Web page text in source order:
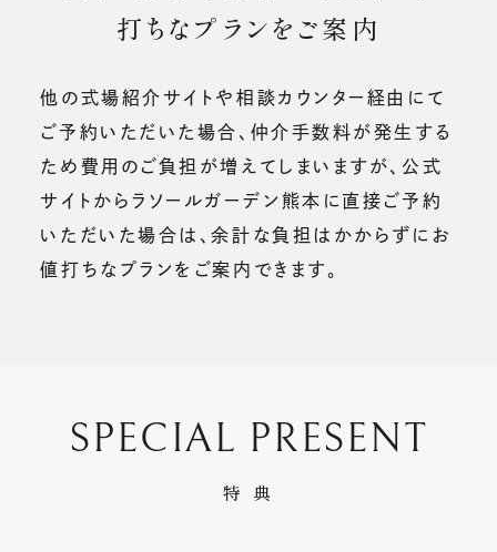
打ちなプランをご案内
他の式場紹介サイトや相談カウンター経由にて
ご予約いただいた場合、仲介手数料が発生する
ため費用のご負担が増えてしまいますが、公式
サイトからラソールガーデン熊本に直接ご予約
いただいた場合は、余計な負担はかからずにお
値打ちなプランをご案内できます。
SPECIAL PRESENT
特 典